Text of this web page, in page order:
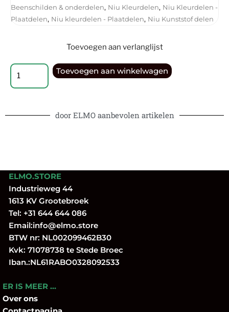
Beenschilden & onderdelen, Niu Kleurdelen, Niu Kleurdelen -
Plaatdelen, Niu kleurdelen - Plaatdelen, Niu Kunststof delen
Toevoegen aan verlanglijst
Toevoegen aan winkelwagen
door ELMO aanbevolen artikelen
ELMO.STORE
Industrieweg 44
1613 KV Grootebroek
Tel: +31 644 644 086
Email:info@elmo.store
BTW nr: NL002099462B30
Kvk: 71078738 te Stede Broec
Iban.:NL61RABO0328092533
ER IS MEER …
Over ons